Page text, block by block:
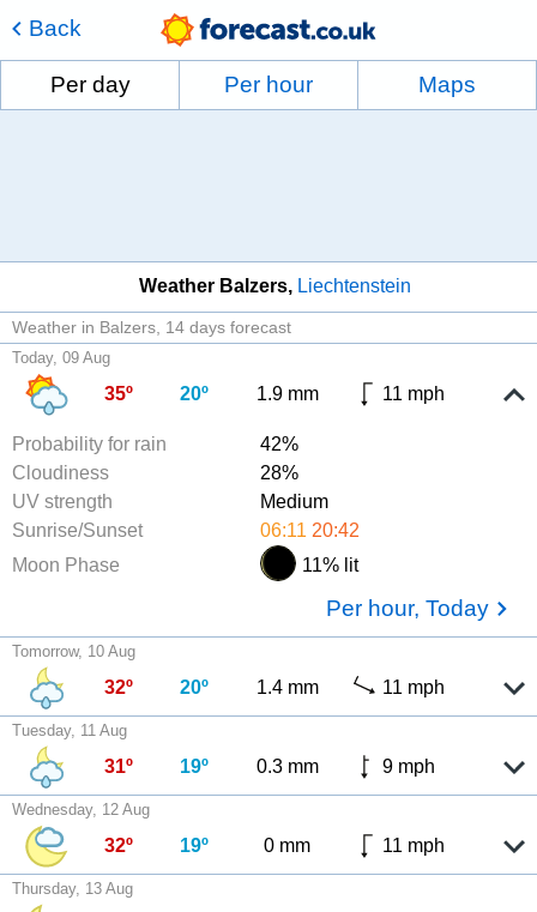
Back
Per day Per hour Maps
Weather Balzers Liechtenstein
Weather in Balzers 14 days forecast
Today, 09 Aug
35º 20º 1.9 mm 11 mph
Probability for rain
42%
Cloudiness
28%
UV strength
Medium
Sunrise/Sunset
06:11 20:42
Moon Phase
11% lit
Per hour, Today
Tomorrow, 10 Aug
32º 20º 1.4 mm 11 mph
Tuesday, 11 Aug
31º 19º 0.3 mm 9 mph
Wednesday, 12 Aug
32º 19º 0 mm 11 mph
Thursday, 13 Aug